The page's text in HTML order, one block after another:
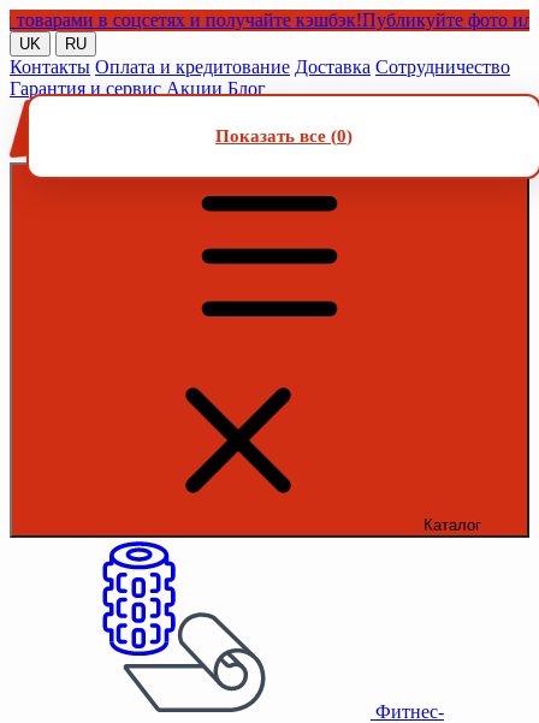
в соцсетях и получайте кэшбэк!Публикуйте фото или
UK RU
Контакты Оплата и кредитование Доставка Сотрудничество
Гарантия и сервис Акции Блог
Каталог
Фитнес-
Показать все (0)